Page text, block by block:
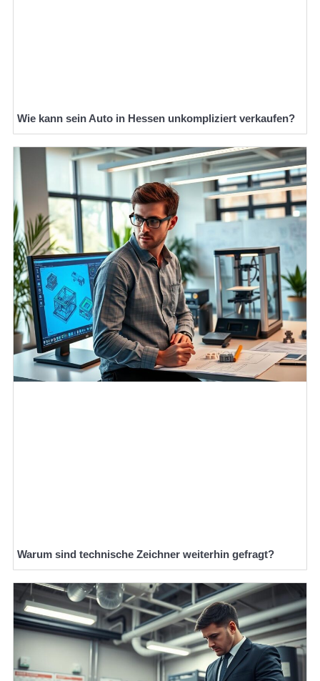
Wie kann sein Auto in Hessen unkompliziert verkaufen?
Warum sind technische Zeichner weiterhin gefragt?